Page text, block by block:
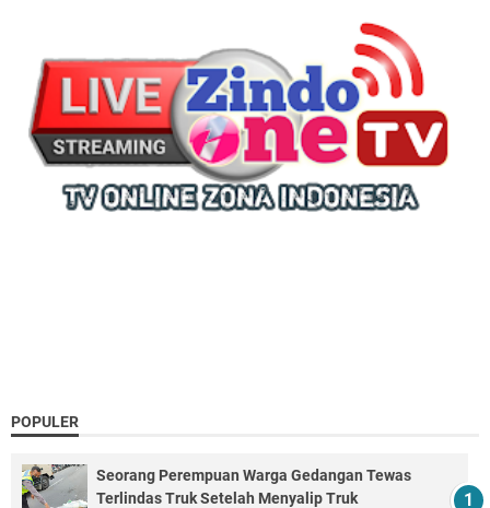
POPULER
Seorang Perempuan Warga Gedangan Tewas
Terlindas Truk Setelah Menyalip Truk